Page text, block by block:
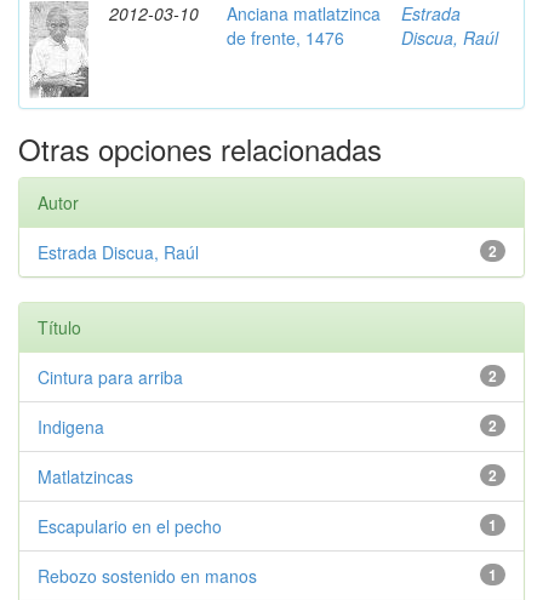
2012-03-10
Anciana matlatzinca
de frente, 1476
Estrada
Discua, Raúl
Otras opciones relacionadas
Autor
2
Estrada Discua, Raúl
Título
2
Cintura para arriba
2
Indigena
2
Matlatzincas
1
Escapulario en el pecho
1
Rebozo sostenido en manos